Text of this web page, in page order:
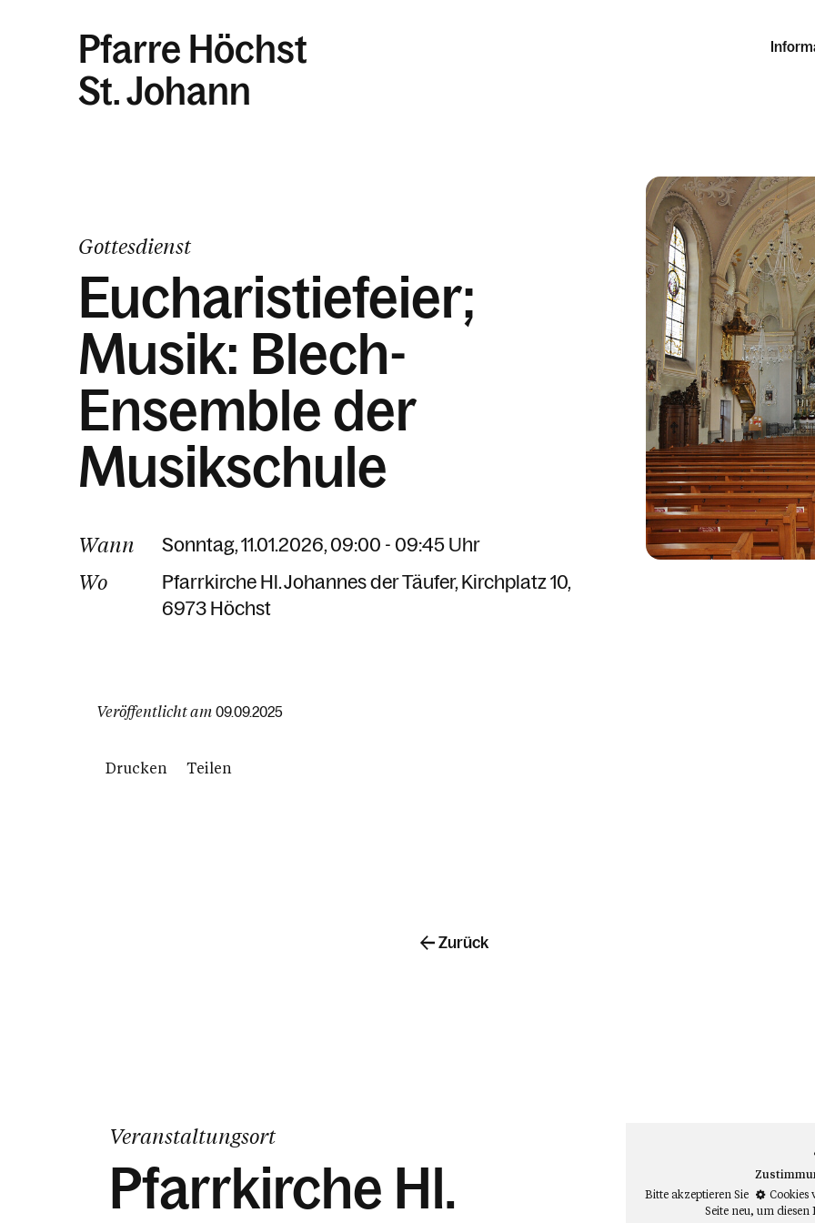
Pfarre Höchst
St. Johann
Gottesdienst
Eucharistiefeier;
Musik: Blech-
Ensemble der
Musikschule
Wann Sonntag, 11.01.2026, 09:00 - 09:45 Uhr
Wo Pfarrkirche Hl. Johannes der Täufer Kirchplatz 10
6973 Höchst
Veröffentlicht am 09.09.2025
Drucken Teilen
Zurück
Veranstaltungsort
Pfarrkirche Hl.
Bitte akzeptieren Sie
Cookies
Seite neu, um diesen